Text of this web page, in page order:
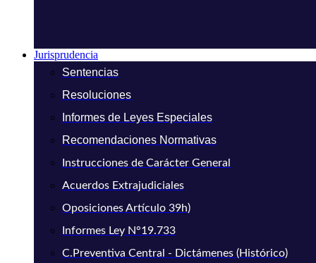
Jurisprudencia
Sentencias
Resoluciones
Informes de Leyes Especiales
Recomendaciones Normativas
Instrucciones de Carácter General
Acuerdos Extrajudiciales
Oposiciones Artículo 39h)
Informes Ley N°19.733
C.Preventiva Central - Dictámenes (Histórico)